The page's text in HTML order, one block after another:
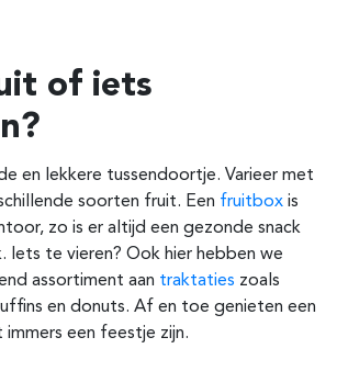
of iets
en lekkere tussendoortje. Varieer met
soorten fruit. Een fruitbox is
zo is er altijd een gezonde snack
Iets te vieren? Ook hier hebben we
assortiment aan traktaties zoals
en donuts. Af en toe genieten een
een feestje zijn.